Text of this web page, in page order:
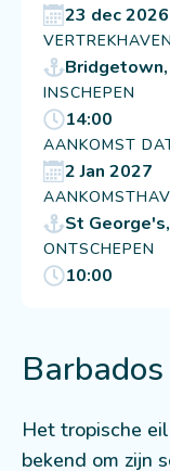
23 dec 2026
VERTREKHAVEN
INSCHEPEN
14:00
AANKOMST
2 Jan 2027
St
ONTSCHEPEN
10:00
Het tropische
bekend om zijn